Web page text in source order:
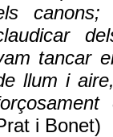
tancar
llum i
i Bonet)